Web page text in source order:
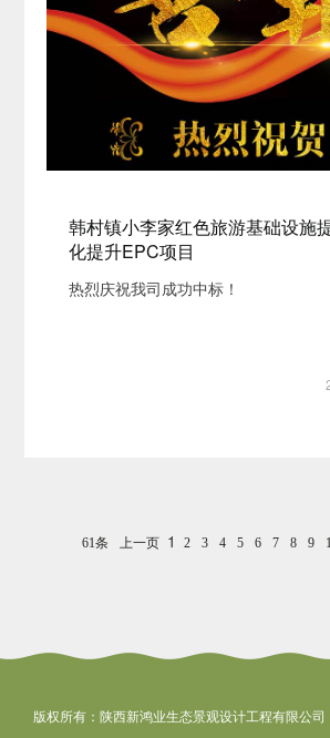
韩村镇小李家红色旅游基础设施
化提升EPC项目
热烈庆祝我司成功中标！
61条 上一页 1 2 3 4 5 6 7 8 9
版权所有：陕西新鸿业生态景观设计工程有限公司